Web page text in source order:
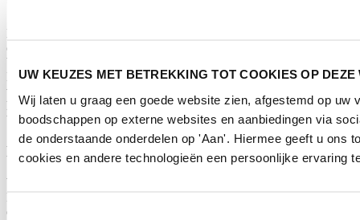
UW KEUZES MET BETREKKING TOT COOKIES OP DEZE
Wij laten u graag een goede website zien, afgestemd op
boodschappen op externe websites en aanbiedingen via
de onderstaande onderdelen op 'Aan'. Hiermee geeft u ons
cookies en andere technologieën een persoonlijke ervaring
Toestemmingsselectie
Horecava is hét platform voor de foodservice-industrie. Horecava
ondersteunt 365 dagen per jaar (online) horecaondernemers en
beslissers in de wereld van eten, drinken en buitenshuis slapen.
Daarnaast brengt Horecava jaarlijks de grootste Nederlandse
vakbeurs voor en door de foodservice-industrie. Circa 60.000
hospitalityprofessionals van ruim 30.000 geïnteresseerde bedrijven
bezoeken het event.
Nieuwsbrief - Blijf op de hoogte
Word gratis lid van onze community en ontvang de tweewekelijkse
Horecava nieuwsbrief met artikelen, handige tips en de laatste trends
en ontwikkelingen uit de horecabranche.